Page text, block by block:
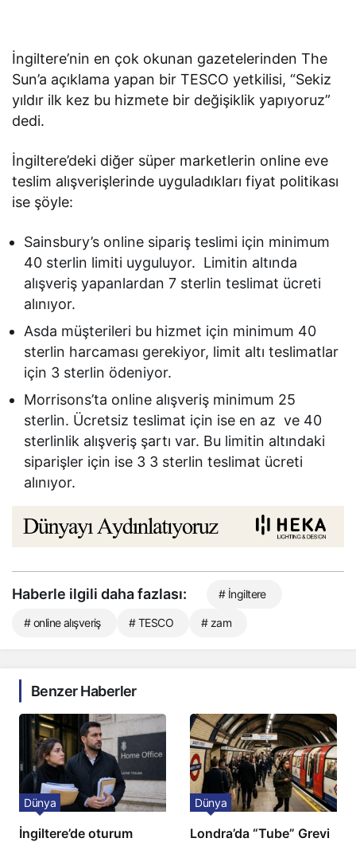
İngiltere’nin en çok okunan gazetelerinden The
Sun’a açıklama yapan bir TESCO yetkilisi, “Sekiz
yıldır ilk kez bu hizmete bir değişiklik yapıyoruz”
dedi.
İngiltere’deki diğer süper marketlerin online eve
teslim alışverişlerinde uyguladıkları fiyat politikası
ise şöyle:
Sainsbury’s online sipariş teslimi için minimum
40 sterlin limiti uyguluyor. Limitin altında
alışveriş yapanlardan 7 sterlin teslimat ücreti
alınıyor.
Asda müşterileri bu hizmet için minimum 40
sterlin harcaması gerekiyor, limit altı teslimatlar
için 3 sterlin ödeniyor.
Morrisons’ta online alışveriş minimum 25
sterlin. Ücretsiz teslimat için ise en az ve 40
sterlinlik alışveriş şartı var. Bu limitin altındaki
siparişler için ise 3 3 sterlin teslimat ücreti
alınıyor.
Haberle ilgili daha fazlası: # İngiltere
# online alışveriş # TESCO # zam
Benzer Haberler
İngiltere’de oturum
Dünya
Londra’da “Tube” Grevi
Dünya